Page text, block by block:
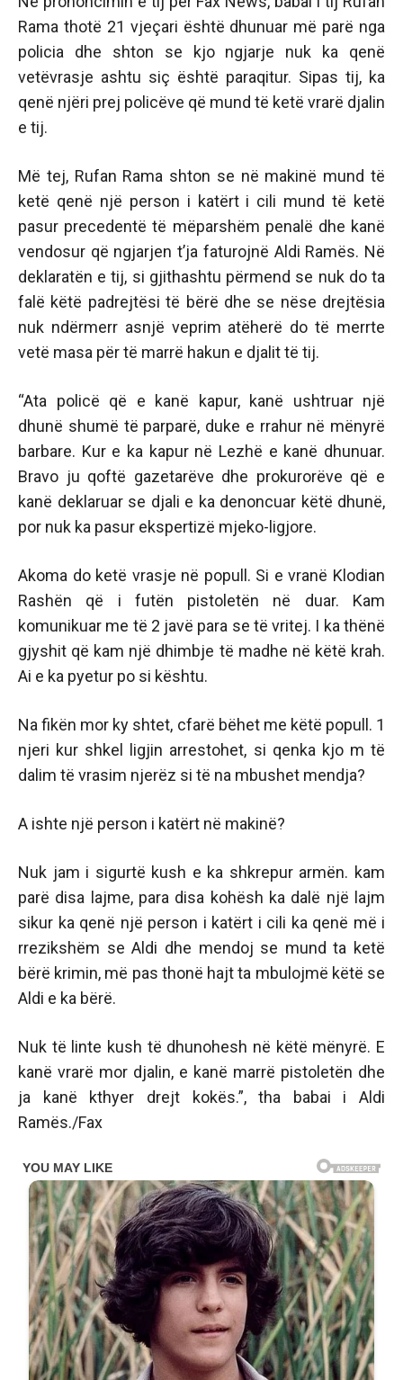
Rama thotë 21 vjeçari është dhunuar më parë nga
policia dhe shton se kjo ngjarje nuk ka qenë
vetëvrasje ashtu siç është paraqitur. Sipas tij, ka
qenë njëri prej policëve që mund të ketë vrarë djalin
e tij.
Më tej, Rufan Rama shton se në makinë mund të
ketë qenë një person i katërt i cili mund të ketë
pasur precedentë të mëparshëm penalë dhe kanë
vendosur që ngjarjen t’ja faturojnë Aldi Ramës. Në
deklaratën e tij, si gjithashtu përmend se nuk do ta
falë këtë padrejtësi të bërë dhe se nëse drejtësia
nuk ndërmerr asnjë veprim atëherë do të merrte
vetë masa për të marrë hakun e djalit të tij.
“Ata policë që e kanë kapur, kanë ushtruar një
dhunë shumë të parparë, duke e rrahur në mënyrë
barbare. Kur e ka kapur në Lezhë e kanë dhunuar.
Bravo ju qoftë gazetarëve dhe prokurorëve që e
kanë deklaruar se djali e ka denoncuar këtë dhunë,
por nuk ka pasur ekspertizë mjeko-ligjore.
Akoma do ketë vrasje në popull. Si e vranë Klodian
Rashën që i futën pistoletën në duar. Kam
komunikuar me të 2 javë para se të vritej. I ka thënë
gjyshit që kam një dhimbje të madhe në këtë krah.
Ai e ka pyetur po si kështu.
Na fikën mor ky shtet, cfarë bëhet me këtë popull. 1
njeri kur shkel ligjin arrestohet, si qenka kjo m të
dalim të vrasim njerëz si të na mbushet mendja?
A ishte një person i katërt në makinë?
Nuk jam i sigurtë kush e ka shkrepur armën. kam
parë disa lajme, para disa kohësh ka dalë një lajm
sikur ka qenë një person i katërt i cili ka qenë më i
rrezikshëm se Aldi dhe mendoj se mund ta ketë
bërë krimin, më pas thonë hajt ta mbulojmë këtë se
Aldi e ka bërë.
Nuk të linte kush të dhunohesh në këtë mënyrë. E
kanë vrarë mor djalin, e kanë marrë pistoletën dhe
ja kanë kthyer drejt kokës.”, tha babai i Aldi
Ramës./Fax